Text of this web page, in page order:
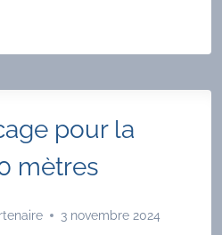
pour la
mètres
3 novembre 2024